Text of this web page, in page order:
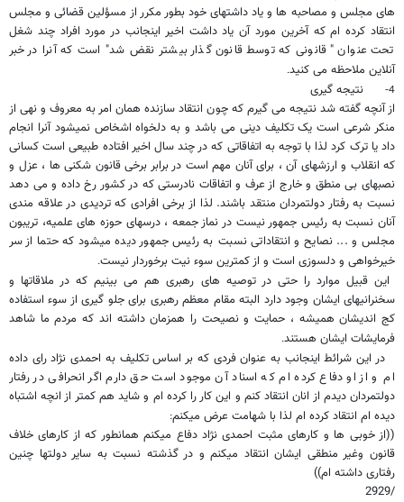
های مجلس و مصاحبه ها و یاد داشتهای خود بطور مکرر از مسؤلین قضائی و مجلس
انتقاد کرده ام که آخرین مورد آن یاد داشت اخیر اینجانب در مورد افراد چند شغل
تحت عنوان " قانونی که توسط قانون گذار بیشتر نقض شد" است که آنرا در خبر
آنلاین ملاحظه می کنید
4-
نتیجه گیری
از آنچه گفته شد نتیجه می گیرم که چون انتقاد سازنده همان امر به معروف و نهی از
منکر شرعی است یک تکلیف دینی می باشد و به دلخواه اشخاص نمیشود آنرا انجام
داد یا ترک کرد لذا با توجه به اتفاقاتی که در چند سال اخیر افتاده طبیعی است کسانی
که انقلاب و ارزشهای آن ، برای آنان مهم است در برابر برخی قانون شکنی ها ، عزل و
نصبهای بی منطق و خارج از عرف و اتفاقات نادرستی که در کشور رخ داده و می دهد
نسبت به رفتار دولتمردان منتقد باشند. لذا از برخی افرادی که تردیدی در علاقه مندی
آنان نسبت به رئیس جمهور نیست در نماز جمعه ، درسهای حوزه های علمیه، تریبون
مجلس و ... نصایح و انتقاداتی نسبت به رئیس جمهور دیده می​شود که حتما از سر
خیرخواهی و دلسوزی است و از کمترین سوء نیت برخوردار نیست
این قبیل موارد را حتی در توصیه های رهبری هم می بینیم که در ملاقاتها و
سخنرانیهای ایشان وجود دارد البته مقام معظم رهبری برای جلو گیری از سوء استفاده
کج اندیشان همیشه ، حمایت و نصیحت را همزمان داشته اند که مردم ما شاهد
فرمایشات ایشان هستند
در این شرائط اینجانب به عنوان فردی که بر اساس تکلیف به احمدی نژاد رای داده
ام و از او دفاع کرده ام که اسناد آن موجود است حق دارم اگر انحرافی در رفتار
دولتمردان دیدم از انان انتقاد کنم و این کار را کرده ام و شاید هم کمتر از انچه اشتباه
دیده ام انتقاد کرده ام لذا با شهامت عرض میکنم:
((از خوبی ها و کارهای مثبت احمدی نژاد دفاع میکنم همانطور که از کارهای خلاف
قانون وغیر منطقی ایشان انتقاد میکنم و در گذشته نسبت به سایر دولتها چنین
رفتاری داشته ام))
/2929